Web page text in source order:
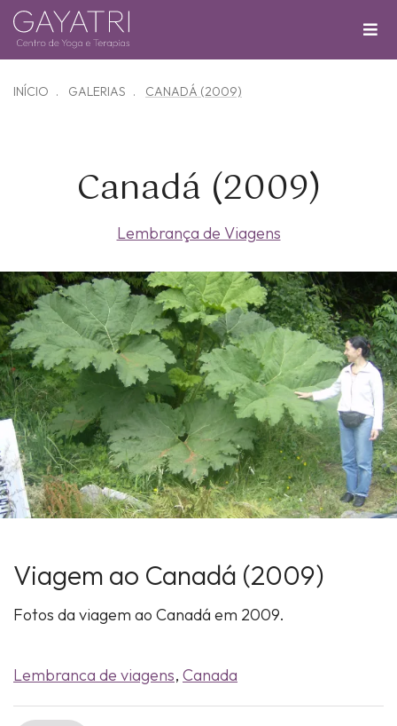
INÍCIO GALERIAS CANADÁ (2009)
Canadá (2009)
Lembrança de Viagens
Zoom
Viagem ao Canadá (2009)
Fotos da viagem ao Canadá em 2009.
Lembranca de viagens, Canada